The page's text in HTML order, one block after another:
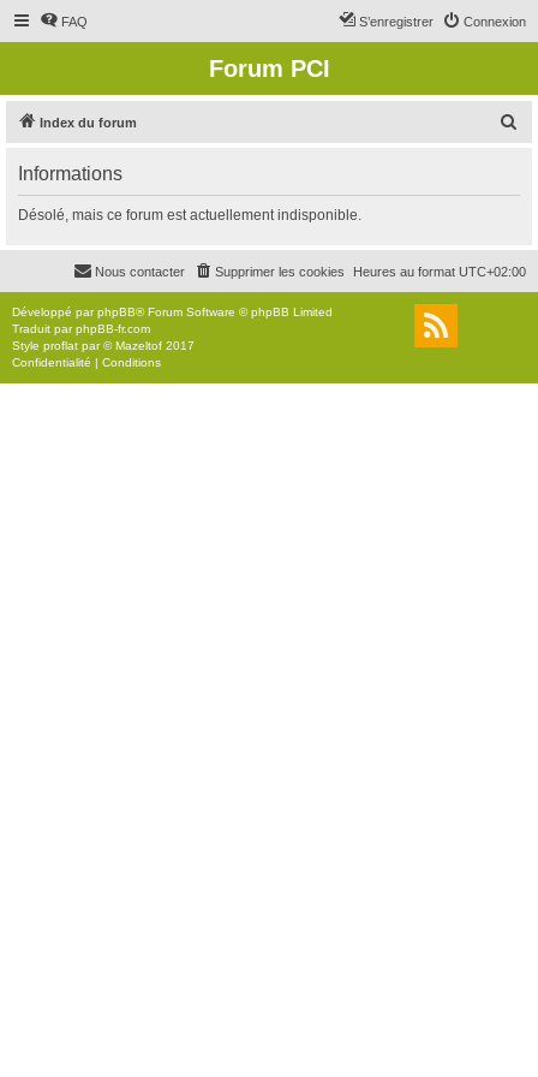
FAQ Connexion
S’enregistrer
Forum PCI
Index du forum
r
c
r
Informations
Désolé, mais ce forum est actuellement indisponible.
Heures au format UTC+02:00
Supprimer les cookies
Nous contacter
Développé parphpBB® Forum Software © phpBB Limited
Traduit parphpBB-fr.com
Style proflat par ©Mazeltof 2017
Confidentialité | Conditions